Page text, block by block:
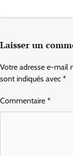
Laisser un
Votre adresse e-mail
sont indiqués avec *
Commentaire *